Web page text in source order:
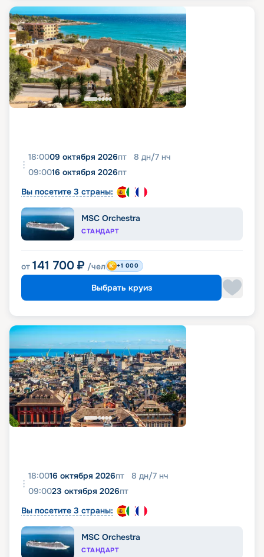
18:0009 октября 2026пт 8 дн/7 нч
09:0016 октября 2026пт
Вы посетите 3 страны:
MSC Orchestra
СТАНДАРТ
от 141 700 ₽ /чел +1 000
Выбрать круиз
18:0016 октября 2026пт 8 дн/7 нч
09:0023 октября 2026пт
Вы посетите 3 страны:
MSC Orchestra
СТАНДАРТ